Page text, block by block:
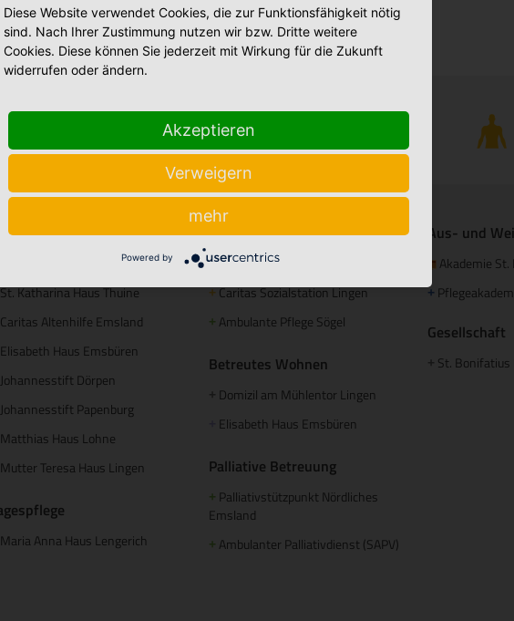
Stellenmarkt
Stationäre Pflege
Maria Anna Haus Lengerich
Katharina Haus Thuine
Caritas Altenhilfe Emsland
Elisabeth Haus Emsbüren
Johannesstift Dörpen
Johannesstift Papenburg
Matthias Haus Lohne
Mutter Teresa Haus Lingen
Maria Anna Haus Lengerich
Ambulante Pflege
+Caritas Altenhilfe Emsland
+Caritas Sozialstation Lingen
+ Ambulante Pflege Sögel
Betreutes Wohnen
Domizil am Mühlentor Lingen
Elisabeth Haus Emsbüren
Palliative Betreuung
+ Palliativstützpunkt Nördliches
Emsland
+ Ambulanter Palliativdienst (SAPV)
Aus- und
Akademie
+
Gesellschaft
St.
Diese Website verwendet Cookies, die zur Funktionsfähigkeit nötig
sind. Nach Ihrer Zustimmung nutzen wir bzw. Dritte weitere
Cookies. Diese können Sie jederzeit mit Wirkung für die Zukunft
widerrufen oder ändern.
Akzeptieren
Verweigern
mehr
Powered by